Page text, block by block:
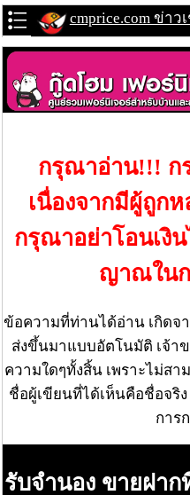
cmprice.com ข่า
กรุณาอ่าน!!! ก
เนื่องจากมีผู้ถูก
กรุณาอย่าโอนเงิ
ญาณใน
ข้อความที่ท่านได้อ่าน เกิดจ
ส่งขึ้นมาแบบอัตโนมัติ เจ้า
ความใดๆทั้งสิ้น เพราะไม่สา
ชื่อผู้เขียนที่ได้เห็นคือชื่อจ
การ
รับจำนอง ขายฝา